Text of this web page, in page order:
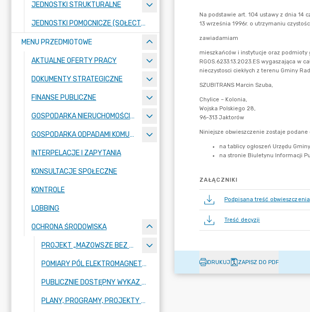
JEDNOSTKI STRUKTURALNE
JEDNOSTKI POMOCNICZE (SOŁECTWA)
MENU PRZEDMIOTOWE
AKTUALNE OFERTY PRACY
DOKUMENTY STRATEGICZNE
FINANSE PUBLICZNE
GOSPODARKA NIERUCHOMOŚCIAMI
GOSPODARKA ODPADAMI KOMUNALNYMI
INTERPELACJE I ZAPYTANIA
KONSULTACJE SPOŁECZNE
KONTROLE
LOBBING
OCHRONA ŚRODOWISKA
PROJEKT „MAZOWSZE BEZ SMOGU
POMIARY PÓL ELEKTROMAGNETYCZNYCH
PUBLICZNIE DOSTĘPNY WYKAZ DANYCH O ŚRODOWISKU
PLANY, PROGRAMY, PROJEKTY Z ZAKRESU OCHRONY ŚRODOWISKA
ZAŁĄCZNIKI
Podpisana treść obwieszczenia
Treść decyzji
DRUKUJ ZAPISZ DO PDF